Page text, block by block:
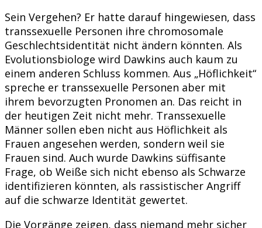
Sein Vergehen? Er hatte darauf hingewiesen, dass
transsexuelle Personen ihre chromosomale
Geschlechtsidentität nicht ändern könnten. Als
Evolutionsbiologe wird Dawkins auch kaum zu
einem anderen Schluss kommen. Aus „Höflichkeit“
spreche er transsexuelle Personen aber mit
ihrem bevorzugten Pronomen an. Das reicht in
der heutigen Zeit nicht mehr. Transsexuelle
Männer sollen eben nicht aus Höflichkeit als
Frauen angesehen werden, sondern weil sie
Frauen sind. Auch wurde Dawkins süffisante
Frage, ob Weiße sich nicht ebenso als Schwarze
identifizieren könnten, als rassistischer Angriff
auf die schwarze Identität gewertet.
Die Vorgänge zeigen, dass niemand mehr sicher